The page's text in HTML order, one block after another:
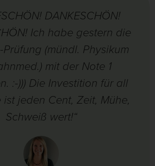
DANKESCHÖN!
Ich habe gestern die
(mündl. Physikum
mit der Note 1
:-))) Die Investition für all
ist jeden Cent, Zeit, Mühe,
Schweiß wert!“